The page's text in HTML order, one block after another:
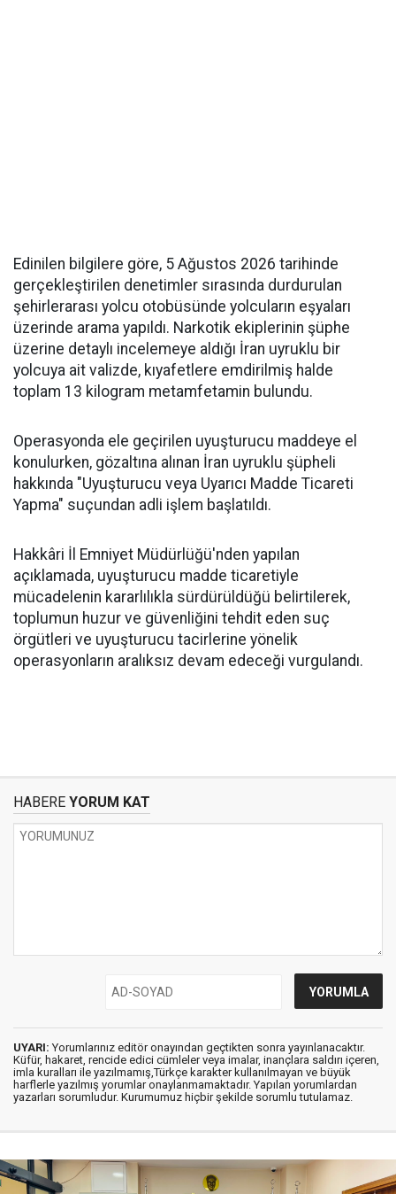
Edinilen bilgilere göre, 5 Ağustos 2026 tarihinde
gerçekleştirilen denetimler sırasında durdurulan
şehirlerarası yolcu otobüsünde yolcuların eşyaları
üzerinde arama yapıldı. Narkotik ekiplerinin şüphe
üzerine detaylı incelemeye aldığı İran uyruklu bir
yolcuya ait valizde, kıyafetlere emdirilmiş halde
toplam 13 kilogram metamfetamin bulundu.
Operasyonda ele geçirilen uyuşturucu maddeye el
konulurken, gözaltına alınan İran uyruklu şüpheli
hakkında "Uyuşturucu veya Uyarıcı Madde Ticareti
Yapma" suçundan adli işlem başlatıldı.
Hakkâri İl Emniyet Müdürlüğü'nden yapılan
açıklamada, uyuşturucu madde ticaretiyle
mücadelenin kararlılıkla sürdürüldüğü belirtilerek,
toplumun huzur ve güvenliğini tehdit eden suç
örgütleri ve uyuşturucu tacirlerine yönelik
operasyonların aralıksız devam edeceği vurgulandı.
HABERE YORUM KAT
UYARI: Yorumlarınız editör onayından geçtikten sonra yayınlanacaktır.
Küfür, hakaret, rencide edici cümleler veya imalar, inançlara saldırı içeren,
imla kuralları ile yazılmamış,Türkçe karakter kullanılmayan ve büyük
harflerle yazılmış yorumlar onaylanmamaktadır. Yapılan yorumlardan
yazarları sorumludur. Kurumumuz hiçbir şekilde sorumlu tutulamaz.